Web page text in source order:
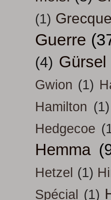
(1)
Guerre
(4) Gürsel
Gwion (1)
Hamilton (1)
Hedgecoe
Hemma
Hetzel (1)
Spécial (1)